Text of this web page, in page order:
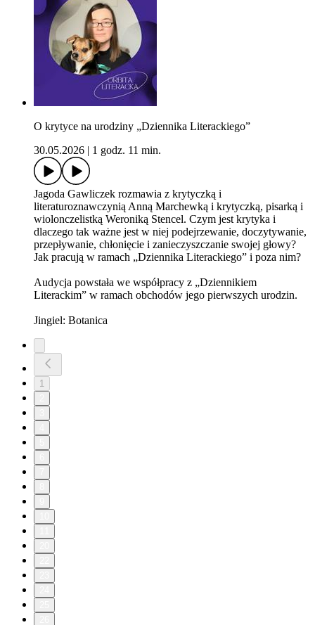
O krytyce na urodziny „Dziennika Literackiego”
30.05.2026
1 godz. 11 min.
Jagoda Gawliczek rozmawia z krytyczką i
literaturoznawczynią Anną Marchewką i krytyczką, pisarką i
wiolonczelistką Weroniką Stencel. Czym jest krytyka i
dlaczego tak ważne jest w niej podejrzewanie, doczytywanie,
przepływanie, chłonięcie i zanieczyszczanie swojej głowy?
Jak pracują w ramach „Dziennika Literackiego” i poza nim?
Audycja powstała we współpracy z „Dziennikiem
Literackim” w ramach obchodów jego pierwszych urodzin.
Jingiel: Botanica
1